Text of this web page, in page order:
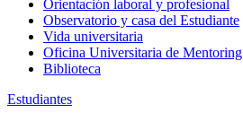
Orientación laboral y profesional
Observatorio y casa del Estudiante
Vida universitaria
Oficina Universitaria de Mentoring
Biblioteca
Estudiantes